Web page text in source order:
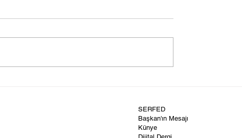
SERFED
Başkan'ın Mesajı
Künye